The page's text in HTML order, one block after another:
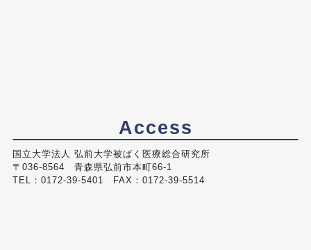
Access
国立大学法人 弘前大学被ばく医療総合研究所
〒036-8564 青森県弘前市本町66-1
TEL：0172-39-5401 FAX：0172-39-5514